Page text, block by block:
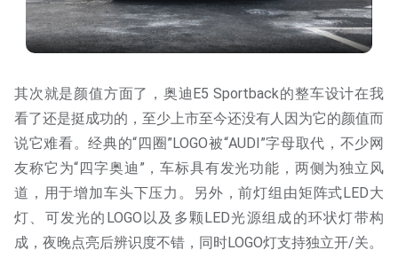
其次就是颜值方面了，奥迪E5 Sportback的整车设计在我
看了还是挺成功的，至少上市至今还没有人因为它的颜值而
说它难看。经典的“四圈”LOGO被“AUDI”字母取代，不少网
友称它为“四字奥迪”，车标具有发光功能，两侧为独立风
道，用于增加车头下压力。另外，前灯组由矩阵式LED大
灯、可发光的LOGO以及多颗LED光源组成的环状灯带构
成，夜晚点亮后辨识度不错，同时LOGO灯支持独立开/关。